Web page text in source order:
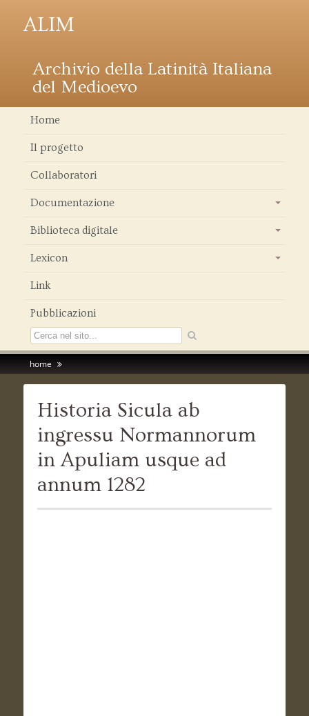
ALIM
Archivio della Latinità Italiana
del Medioevo
Home
Il progetto
Collaboratori
Documentazione
Biblioteca digitale
Lexicon
Link
Pubblicazioni
home
Historia Sicula ab
ingressu Normannorum
in Apuliam usque ad
annum 1282